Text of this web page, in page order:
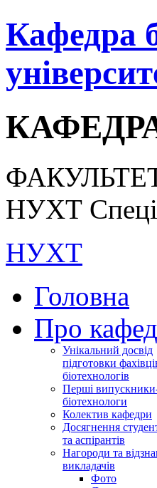
Кафедра
НУХТ
НУХТ
Головна
Про
Унікальний досвід
підготовки
біотехнологів
Перші
біотехнологи
Колектив кафедри
Досягнення
та аспірантів
Нагороди та
викладачів
Фото